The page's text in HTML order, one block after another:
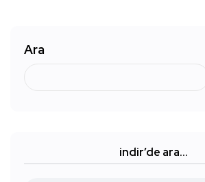
Ara
indir’de ara…